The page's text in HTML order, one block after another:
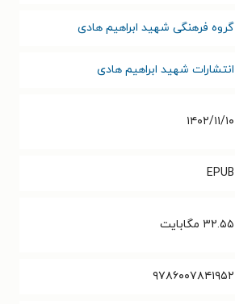
گروه فرهنگی شهید ابراهیم هادی
انتشارات شهید ابراهیم هادی
۱۴۰۲/۱۱/۱۰
EPUB
۳۲.۵۵ مگابایت
۹۷۸۶۰۰۷۸۴۱۹۵۲